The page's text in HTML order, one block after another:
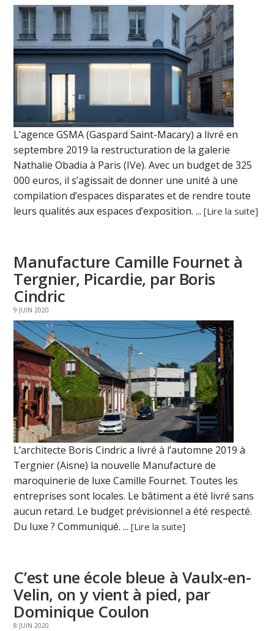
L’agence GSMA (Gaspard Saint-Macary) a livré en
septembre 2019 la restructuration de la galerie
Nathalie Obadia à Paris (IVe). Avec un budget de 325
000 euros, il s’agissait de donner une unité à une
compilation d’espaces disparates et de rendre toute
leurs qualités aux espaces d’exposition. ...[Lire la suite]
Manufacture Camille Fournet à
Tergnier, Picardie, par Boris
Cindric
9 JUIN 2020
L’architecte Boris Cindric a livré à l’automne 2019 à
Tergnier (Aisne) la nouvelle Manufacture de
maroquinerie de luxe Camille Fournet. Toutes les
entreprises sont locales. Le bâtiment a été livré sans
aucun retard. Le budget prévisionnel a été respecté.
Du luxe ? Communiqué. ...[Lire la suite]
C’est une école bleue à Vaulx-en-
Velin, on y vient à pied, par
Dominique Coulon
8 JUIN 2020